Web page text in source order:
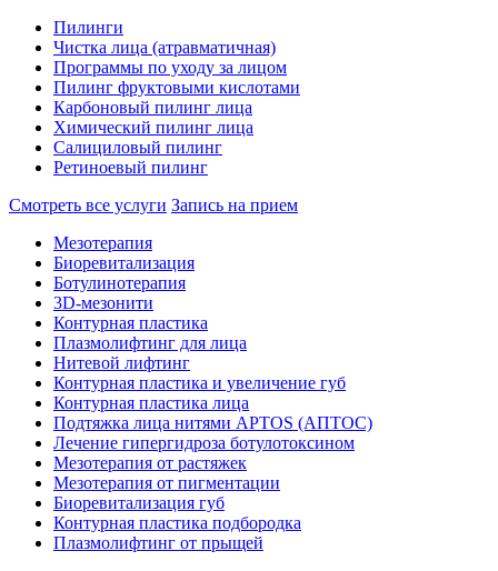
Пилинги
Чистка лица (атравматичная)
Программы по уходу за лицом
Пилинг фруктовыми кислотами
Карбоновый пилинг лица
Химический пилинг лица
Салициловый пилинг
Ретиноевый пилинг
Смотреть все услуги Запись на прием
Мезотерапия
Биоревитализация
Ботулинотерапия
3D-мезонити
Контурная пластика
Плазмолифтинг для лица
Нитевой лифтинг
Контурная пластика и увеличение губ
Контурная пластика лица
Подтяжка лица нитями APTOS (АПТОС)
Лечение гипергидроза ботулотоксином
Мезотерапия от растяжек
Мезотерапия от пигментации
Биоревитализация губ
Контурная пластика подбородка
Плазмолифтинг от прыщей